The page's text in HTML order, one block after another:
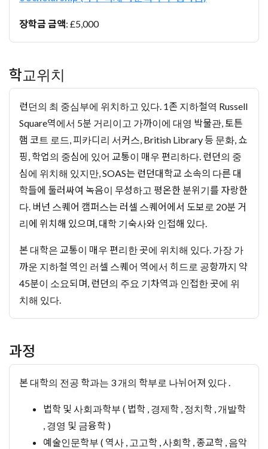
장학금 금액: £5,000
학교위치
런던의 최 중심부에 위치하고 있다. 1존 지하철역 Russell
Square역에서 5분 거리이고 가까이에 대영 박물관, 토튼
햄 코트 로드, 피카디리 서커스, British Library 등 문화, 쇼
핑, 학업의 중심에 있어 교통이 매우 편리하다. 런던의 중
심에 위치해 있지만, SOAS는 런던대학교 소속의 다른 대
학들에 둘러싸여 녹음이 무성하고 평온한 분위기를 자랑한
다. 버넌 스퀘어 캠퍼스는 러셀 스퀘어에서 도보로 20분 거
리에 위치해 있으며, 대학 기숙사와 인접해 있다.
본 대학은 교통이 매우 편리한 곳에 위치해 있다. 가장 가
까운 지하철 역인 러셀 스퀘어 역에서 히드로 공항까지 약
45분이 소요되며, 런던의 주요 기차역과 인접한 곳에 위
치해 있다.
과정
본 대학의 전공 학과는 3 개의 학부로 나뉘어져 있다 .
법학 및 사회과학부 ( 법학 , 경제학 , 정치학 , 개발학
, 경영 및 금융학 )
예술인문학부 ( 역사 , 고고학 , 사회학 , 종교학 , 음악